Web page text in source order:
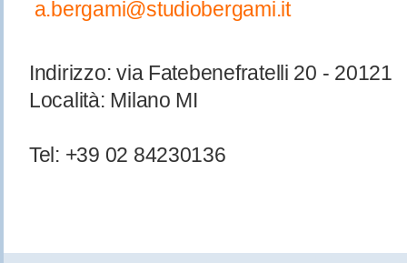
a.bergami@studiobergami.it
Indirizzo: via Fatebenefratelli 20 - 20121
Località: Milano MI
Tel: +39 02 84230136